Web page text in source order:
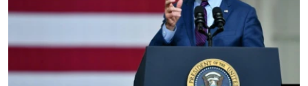
ԿՈՐՈՆԱՎԻՐՈՒՍ